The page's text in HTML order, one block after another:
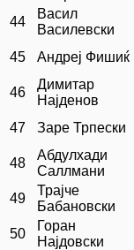
44
Васил
Василевски
45
Андреј Фишиќ
46
Димитар
Најденов
47 Заре Трпески
48
Абдулхади
Саллмани
49
Трајче
Бабановски
50
Горан
Најдовски